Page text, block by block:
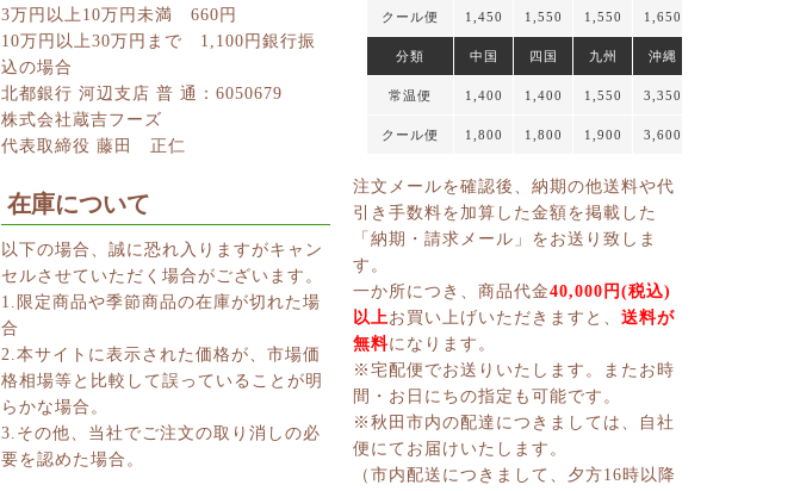
3万円以上10万円未満 660円
10万円以上30万円まで 1,100円銀行振
込の場合
北都銀行 河辺支店 普 通：6050679
株式会社蔵吉フーズ
代表取締役 藤田 正仁
在庫について
以下の場合、誠に恐れ入りますがキャン
セルさせていただく場合がございます。
1.限定商品や季節商品の在庫が切れた場
合
2.本サイトに表示された価格が、市場価
格相場等と比較して誤っていることが明
らかな場合。
3.その他、当社でご注文の取り消しの必
要を認めた場合。
クール便 1,450 1,550 1,550 1,650
分類 中国 四国 九州 沖縄
常温便 1,400 1,400 1,550 3,350
クール便 1,800 1,800 1,900 3,600
注文メールを確認後、納期の他送料や代
引き手数料を加算した金額を掲載した
「納期・請求メール」をお送り致しま
す。
一か所につき、商品代金40,000円(税込)
以上お買い上げいただきますと、 送料が
無料になります。
※宅配便でお送りいたします。またお時
間・お日にちの指定も可能です。
※秋田市内の配達につきましては、自社
便にてお届けいたします。
（市内配送につきまして、夕方16時以降